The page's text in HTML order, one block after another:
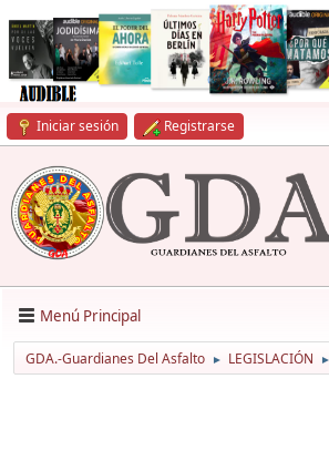
Iniciar sesión Registrarse
Menú Principal
GDA.-Guardianes Del Asfalto ► LEGISLACIÓN ►